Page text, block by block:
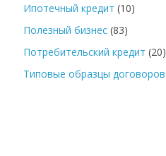
Ипотечный кредит (10)
Полезный бизнес (83)
Потребительский кредит (20)
Типовые образцы договоров